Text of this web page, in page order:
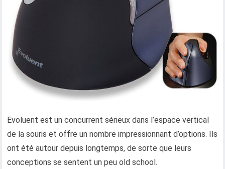
Evoluent est un concurrent sérieux dans l’espace vertical
de la souris et offre un nombre impressionnant d’options. Ils
ont été autour depuis longtemps, de sorte que leurs
conceptions se sentent un peu old school.